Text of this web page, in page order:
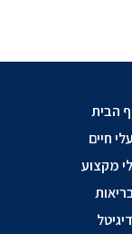
הבית
חיים
מקצוע
דיגיטל